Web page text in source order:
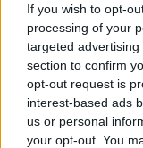
If you wish to opt-
processing of your
targeted
section to confirm
opt-out request is
interest-based ads
us or personal
your opt-out. You
Lázár János
Négy jelölt közül
új elnököt
lemondása után.